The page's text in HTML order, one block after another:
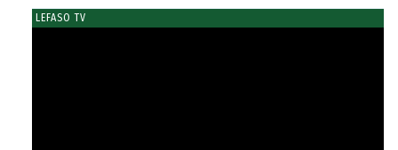
LEFASO TV